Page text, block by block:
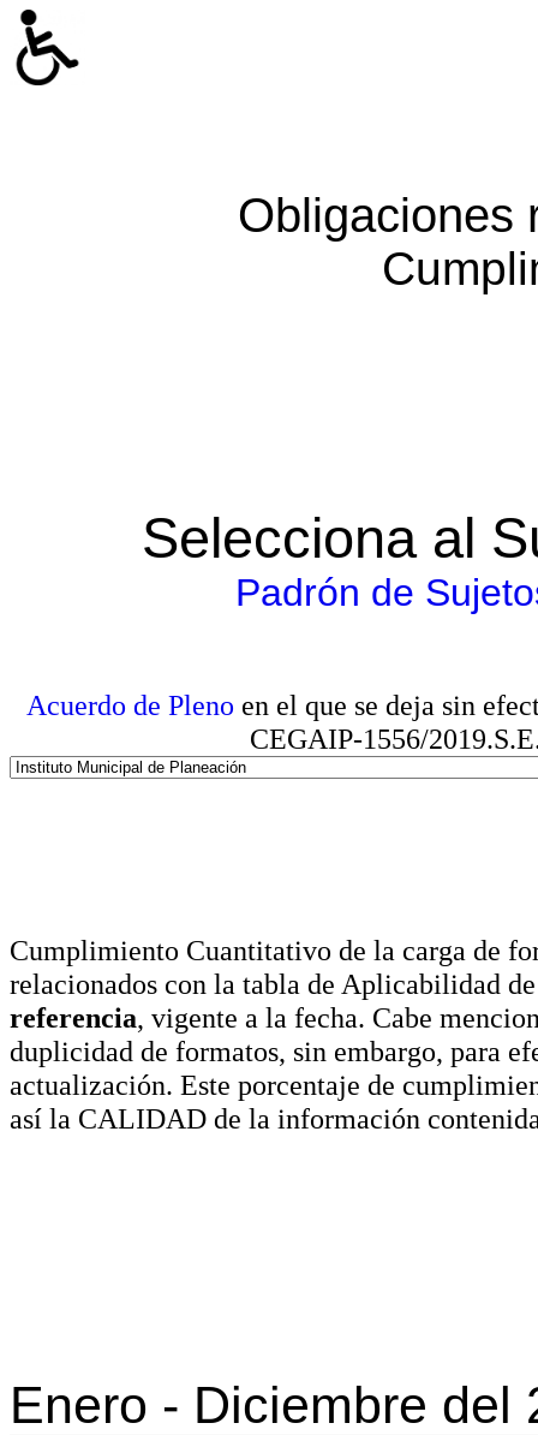
Obligaciones
Selecciona al
Padrón de
Acuerdo de Pleno en el que se deja sin
CEGAIP-1556/
Cumplimiento Cuantitativo de la carga de
relacionados con la tabla de Aplicabilidad
referencia, vigente a la fecha. Cabe
duplicidad de formatos, sin embargo, para
actualización. Este porcentaje de
así la CALIDAD de la información
Enero - Diciembre del